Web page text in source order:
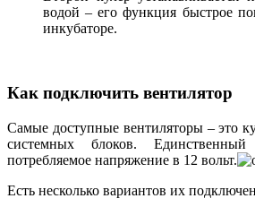
водой – его функция быстрое
инкубаторе.
Как подключить вентилятор
Самые доступные вентиляторы – это
системных блоков.
потребляемое напряжение в 12 вольт.
Есть несколько вариантов их